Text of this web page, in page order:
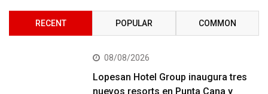
RECENT POPULAR COMMON
08/08/2026
Lopesan Hotel Group inaugura tres
nuevos resorts en Punta Cana y